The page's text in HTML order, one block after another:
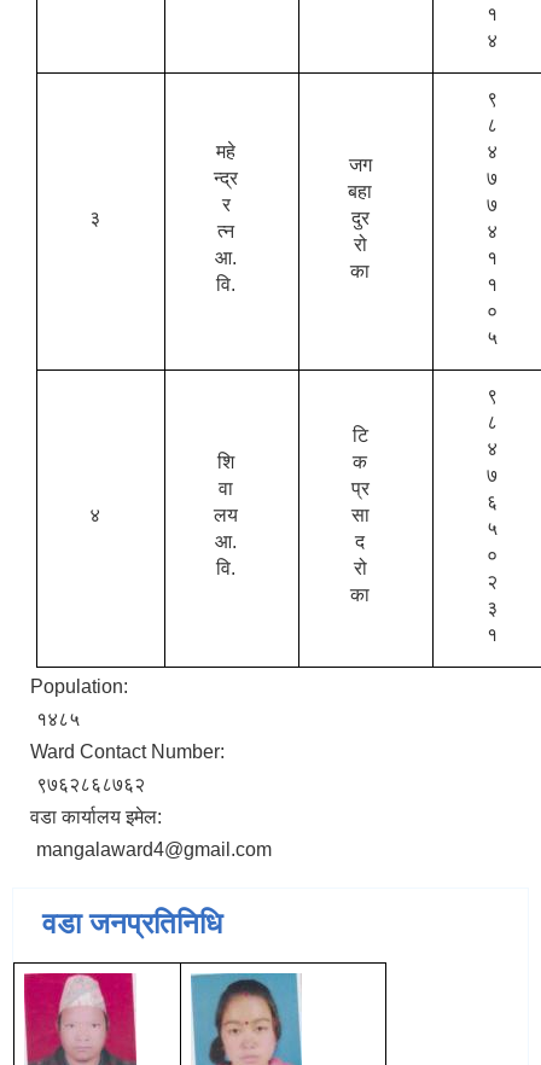
१
४
३
महे
न्द्र
र
त्न
आ.
वि.
जग
बहा
दुर
रो
का
९
८
४
७
७
४
१
१
०
५
४
शि
वा
लय
आ.
वि.
टि
क
प्र
सा
द
रो
का
९
८
४
७
६
५
०
२
३
१
Population:
१४८५
Ward Contact Number:
९७६२८६८७६२
वडा कार्यालय इमेल:
mangalaward4@gmail.com
वडा जनप्रतिनिधि